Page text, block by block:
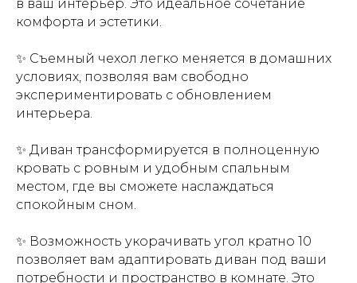
в ваш интерьер. Это идеальное сочетание
комфорта и эстетики.
✨ Съемный чехол легко меняется в домашних
условиях, позволяя вам свободно
экспериментировать с обновлением
интерьера.
✨ Диван трансформируется в полноценную
кровать с ровным и удобным спальным
местом, где вы сможете наслаждаться
спокойным сном.
✨ Возможность укорачивать угол кратно 10
позволяет вам адаптировать диван под ваши
потребности и пространство в комнате. Это